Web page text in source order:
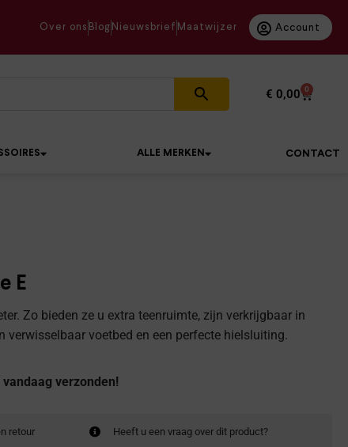
Over ons Blog Nieuwsbrief Maatwijzer Account
€ 0,00 0
ALLE MERKEN CONTACT
E
Zo bieden ze u extra teenruimte, zijn verkrijgbaar in
verwisselbaar voetbed en een perfecte hielsluiting.
verzonden!
retour Heeft u een vraag over dit product?